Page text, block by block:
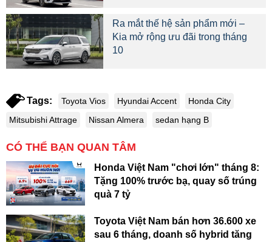
Ra mắt thế hệ sản phẩm mới –
Kia mở rộng ưu đãi trong tháng
10
Tags: Toyota Vios Hyundai Accent
Honda City
Mitsubishi Attrage
Nissan Almera sedan hạng B
CÓ THỂ BẠN QUAN TÂM
Honda Việt Nam "chơi lớn" tháng 8:
Tặng 100% trước bạ, quay số trúng
quà 7 tỷ
Toyota Việt Nam bán hơn 36.600 xe
sau 6 tháng, doanh số hybrid tăng